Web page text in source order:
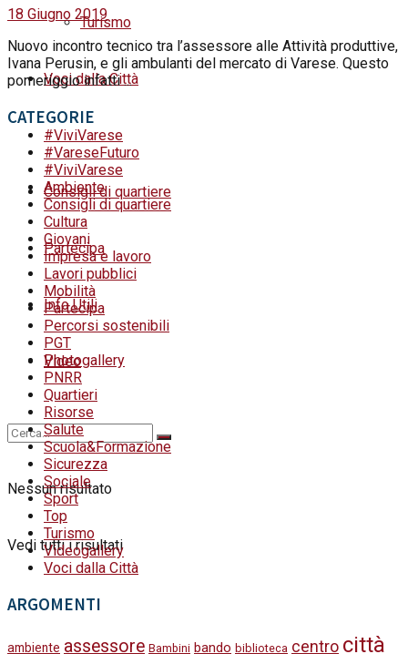
Turismo
Voci dalla Città
#ViviVarese
Consigli di quartiere
Partecipa
Info Utili
Video
Nessun risultato
Vedi tutti i risultati
18 Giugno 2019
Nuovo incontro tecnico tra l’assessore alle Attività produttive,
Ivana Perusin, e gli ambulanti del mercato di Varese. Questo
pomeriggio infatti ...
CATEGORIE
#VareseFuturo
#ViviVarese
Ambiente
Consigli di quartiere
Cultura
Giovani
Impresa e lavoro
Lavori pubblici
Mobilità
Partecipa
Percorsi sostenibili
PGT
Photogallery
PNRR
Quartieri
Risorse
Salute
Scuola&Formazione
Sicurezza
Sociale
Sport
Top
Turismo
Videogallery
Voci dalla Città
ARGOMENTI
ambiente assessore Bambini bando biblioteca centro città